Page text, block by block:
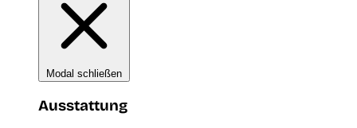
Modal schließen
Ausstattung